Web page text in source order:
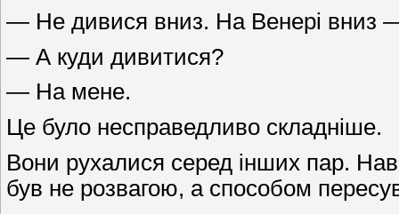
— Не дивися вниз. На Венері вниз
— А куди дивитися?
— На мене.
Це було несправедливо складніше.
Вони рухалися серед інших пар.
був не розвагою, а способом